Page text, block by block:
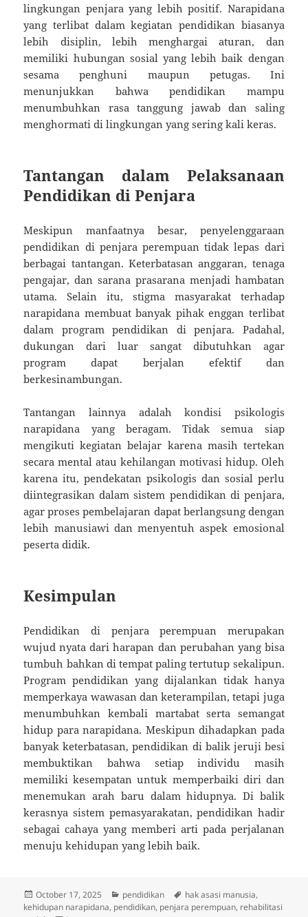
lingkungan penjara yang lebih positif. Narapidana
yang terlibat dalam kegiatan pendidikan biasanya
lebih disiplin, lebih menghargai aturan, dan
memiliki hubungan sosial yang lebih baik dengan
sesama penghuni maupun petugas. Ini
menunjukkan bahwa pendidikan mampu
menumbuhkan rasa tanggung jawab dan saling
menghormati di lingkungan yang sering kali keras.
Tantangan dalam Pelaksanaan
Pendidikan di Penjara
Meskipun manfaatnya besar, penyelenggaraan
pendidikan di penjara perempuan tidak lepas dari
berbagai tantangan. Keterbatasan anggaran, tenaga
pengajar, dan sarana prasarana menjadi hambatan
utama. Selain itu, stigma masyarakat terhadap
narapidana membuat banyak pihak enggan terlibat
dalam program pendidikan di penjara. Padahal,
dukungan dari luar sangat dibutuhkan agar
program dapat berjalan efektif dan
berkesinambungan.
Tantangan lainnya adalah kondisi psikologis
narapidana yang beragam. Tidak semua siap
mengikuti kegiatan belajar karena masih tertekan
secara mental atau kehilangan motivasi hidup. Oleh
karena itu, pendekatan psikologis dan sosial perlu
diintegrasikan dalam sistem pendidikan di penjara,
agar proses pembelajaran dapat berlangsung dengan
lebih manusiawi dan menyentuh aspek emosional
peserta didik.
Kesimpulan
Pendidikan di penjara perempuan merupakan
wujud nyata dari harapan dan perubahan yang bisa
tumbuh bahkan di tempat paling tertutup sekalipun.
Program pendidikan yang dijalankan tidak hanya
memperkaya wawasan dan keterampilan, tetapi juga
menumbuhkan kembali martabat serta semangat
hidup para narapidana. Meskipun dihadapkan pada
banyak keterbatasan, pendidikan di balik jeruji besi
membuktikan bahwa setiap individu masih
memiliki kesempatan untuk memperbaiki diri dan
menemukan arah baru dalam hidupnya. Di balik
kerasnya sistem pemasyarakatan, pendidikan hadir
sebagai cahaya yang memberi arti pada perjalanan
menuju kehidupan yang lebih baik.
Posted
on
October 17, 2025 Categories
pendidikan Tags
hak asasi manusia,
kehidupan narapidana, pendidikan, penjara perempuan, rehabilitasi